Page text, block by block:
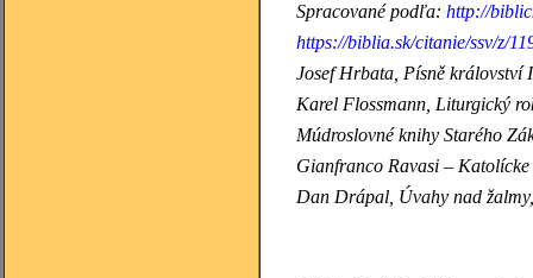
Spracované podľa: http://
https://biblia.sk/citanie/ssv/z/
Josef Hrbata, Písně království
Karel Flossmann, Liturgický
Múdroslovné knihy Starého
Gianfranco Ravasi –
Dan Drápal, Úvahy nad